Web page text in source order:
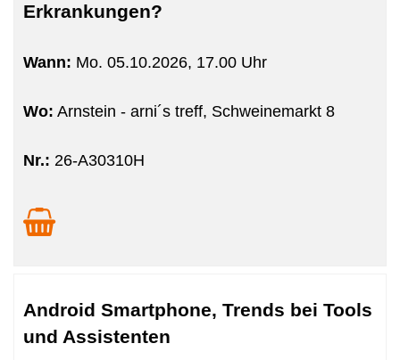
Erkrankungen?
Wann: Mo. 05.10.2026, 17.00 Uhr
Wo: Arnstein - arni´s treff, Schweinemarkt 8
Nr.: 26-A30310H
Android Smartphone, Trends bei Tools
und Assistenten